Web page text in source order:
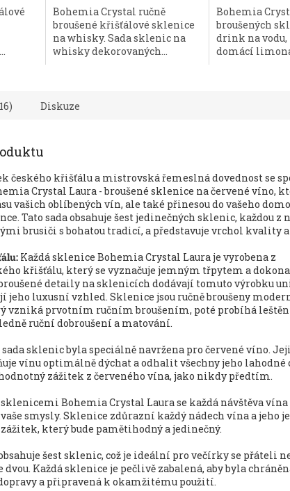
z
5
hvězdiček.
Bohemia Crystal ručně
broušené křišťálové sklenice
na whisky. Sada sklenic na
whisky dekorovaných...
z
5
hvězdiček.
Bohemia
broušených
drink na vodu,
domácí
Diskuze
českého křišťálu a mistrovská řemeslná dovednost se
Crystal Laura - broušené sklenice na červené víno,
vašich oblíbených vín, ale také přinesou do vašeho
Tato sada obsahuje šest jedinečných sklenic, každou z
brusiči s bohatou tradicí, a představuje vrchol kvality
Každá sklenice Bohemia Crystal Laura je vyrobena z
křišťálu, který se vyznačuje jemným třpytem a
detaily na sklenicích dodávají tomuto výrobku
jeho luxusní vzhled. Sklenice jsou ručně broušeny
vzniká prvotním ručním broušením, poté probíhá
ruční dobroušení a matování.
sklenic byla speciálně navržena pro červené víno.
vínu optimálně dýchat a odhalit všechny jeho lahodné
zážitek z červeného vína, jako nikdy předtím.
Bohemia Crystal Laura se každá návštěva vína
smysly. Sklenice zdůrazní každý nádech vína a jeho
který bude pamětihodný a jedinečný.
šest sklenic, což je ideální pro večírky se přáteli
Každá sklenice je pečlivě zabalená, aby byla
a připravená k okamžitému použití.